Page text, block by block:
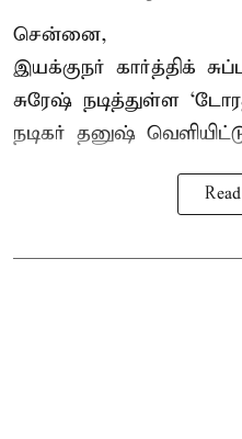
சென்னை,
இயக்குநர் கார்த்திக்
சுரேஷ் நடித்துள்ள
நடிகர் தனுஷ்